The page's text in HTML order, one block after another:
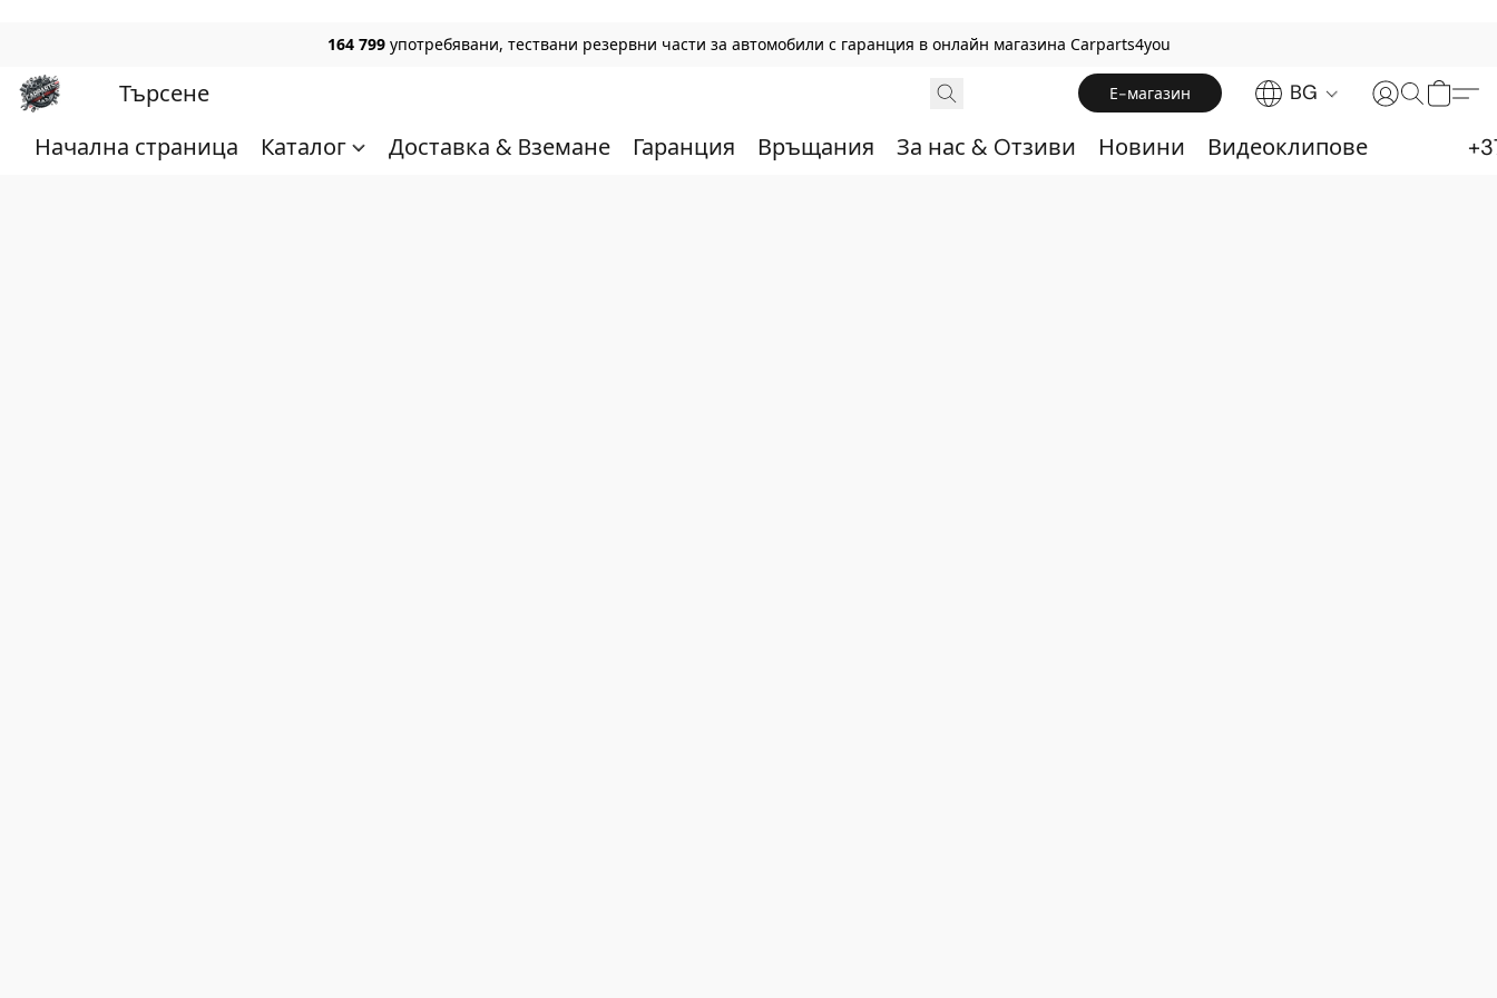
164 799 употребявани, тествани резервни части за автомобили с гаранция в онлайн магазина Carparts4you
Е-магазин BG
Начална страница Каталог Доставка & Bземане Гаранция Връщания За нас & Oтзиви Новини Видеоклипове